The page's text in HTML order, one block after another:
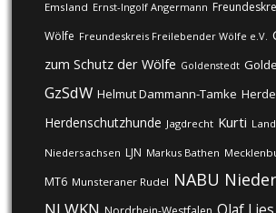
Emsland Ernst-Ingolf Angermann
Wölfe Freundeskreis Freilebender Wölfe e.V.
zum Schutz der Wölfe Goldenstedt
GzSdW Helmut Dammann-Tamke
Herdenschutzhunde Jagdrecht Kurti
Niedersachsen LJN Markus Bathen
MT6 Munsteraner Rudel NABU